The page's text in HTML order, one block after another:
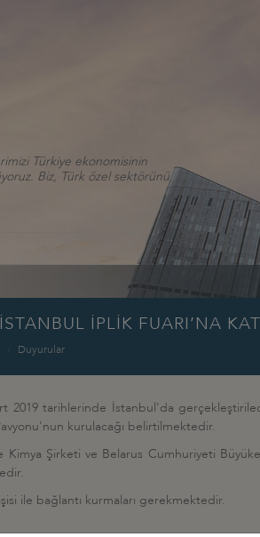
Türkiye ekonomisinin
Biz, Türk özel sektörünü
İPLİK FUARI’NA
Duyurular
tarihlerinde İstanbul'da
kurulacağı belirtilmektedir.
Şirketi ve Belarus Cumhuriyeti
ile bağlantı kurmaları gerekmektedir.